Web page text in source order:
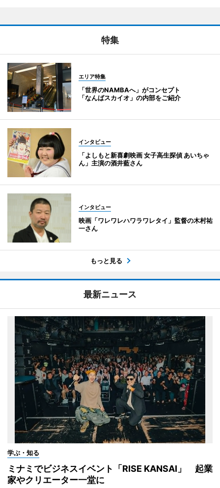
特集
エリア特集
「世界のNAMBAへ」がコンセプト
「なんばスカイオ」の内部をご紹介
インタビュー
「よしもと新喜劇映画 女子高生探偵 あいちゃ
ん」主演の酒井藍さん
インタビュー
映画「ワレワレハワラワレタイ」監督の木村祐
一さん
もっと見る
最新ニュース
学ぶ・知る
ミナミでビジネスイベント「RISE KANSAI」 起業
家やクリエーター一堂に